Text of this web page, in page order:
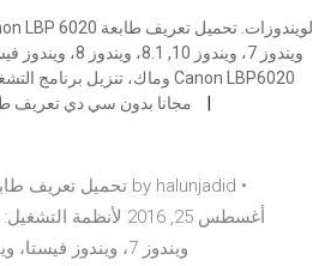
ويندوز 7، ويندوز فيستا، ويندوز زب (32 بت / 64 بت)